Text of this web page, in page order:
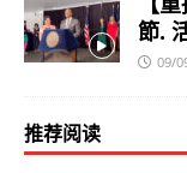
節.
09/
推荐阅读